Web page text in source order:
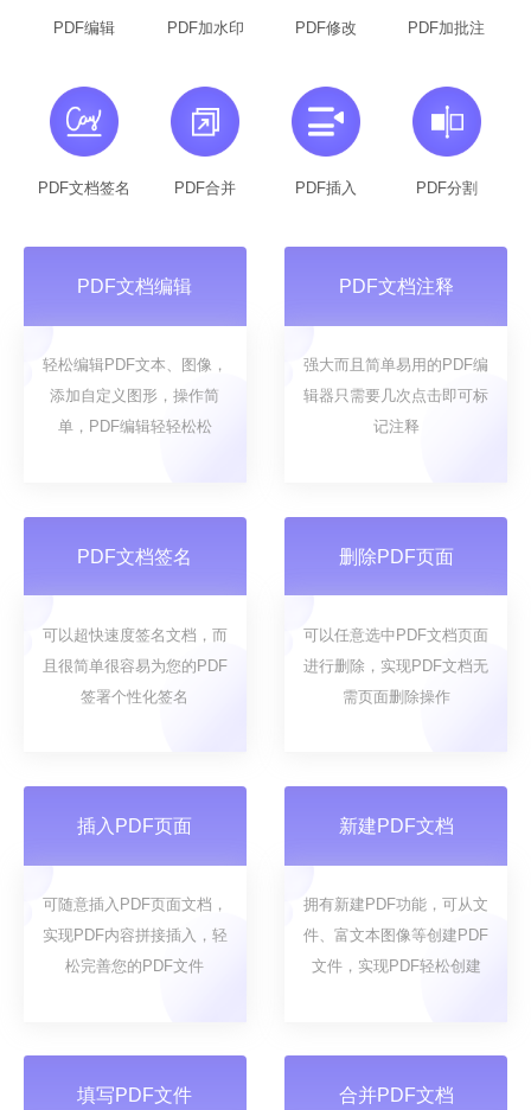
PDF编辑 PDF加水印 PDF修改 PDF加批注
PDF文档签名 PDF合并 PDF插入 PDF分割
PDF文档编辑
轻松编辑PDF文本、图像，
添加自定义图形，操作简
单，PDF编辑轻轻松松
PDF文档注释
强大而且简单易用的PDF编
辑器只需要几次点击即可标
记注释
PDF文档签名
可以超快速度签名文档，而
且很简单很容易为您的PDF
签署个性化签名
删除PDF页面
可以任意选中PDF文档页面
进行删除，实现PDF文档无
需页面删除操作
插入PDF页面
可随意插入PDF页面文档，
实现PDF内容拼接插入，轻
松完善您的PDF文件
新建PDF文档
拥有新建PDF功能，可从文
件、富文本图像等创建PDF
文件，实现PDF轻松创建
填写PDF文件 合并PDF文档